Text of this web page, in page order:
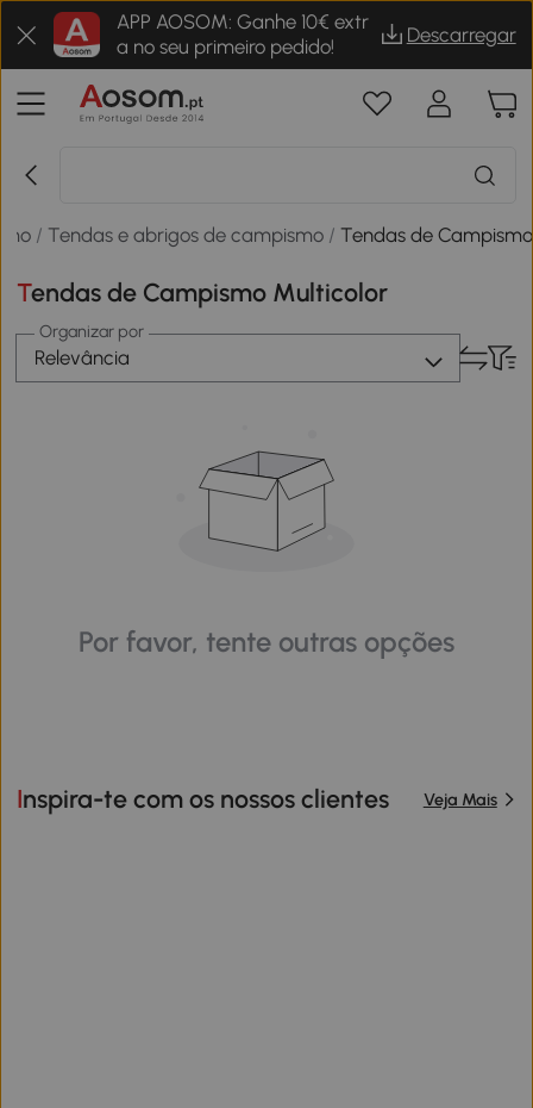
APP AOSOM: Ganhe 10€ extr
a no seu primeiro pedido!
Descarregar
/ Tendas e abrigos de campismo /Tendas de Campismo
Tendas de Campismo Multicolor
Organizar por
Relevância
Por favor, tente outras opções
Inspira-te com os nossos clientes Veja Mais